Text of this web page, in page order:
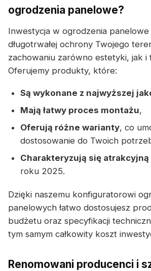
ogrodzenia panelowe?
Inwestycja w ogrodzenia
długotrwałej ochrony Twojego
zachowaniu zarówno estetyki, jak i
Oferujemy produkty, które:
Są wykonane z najwyższej
Mają łatwy proces montażu,
Oferują różne warianty, co
dostosowanie do Twoich
Charakteryzują się atrakcyjną
roku 2025.
Dzięki naszemu konfiguratorowi
panelowych łatwo dostosujesz
budżetu oraz specyfikacji
tym samym całkowity koszt
Renomowani producenci i